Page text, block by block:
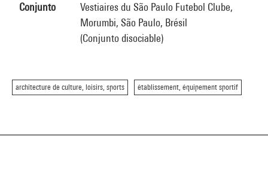
Conjunto
Vestiaires du São Paulo Futebol Clube,
Morumbi, São Paulo, Brésil
(Conjunto disociable)
architecture de culture, loisirs, sports établissement, équipement sportif